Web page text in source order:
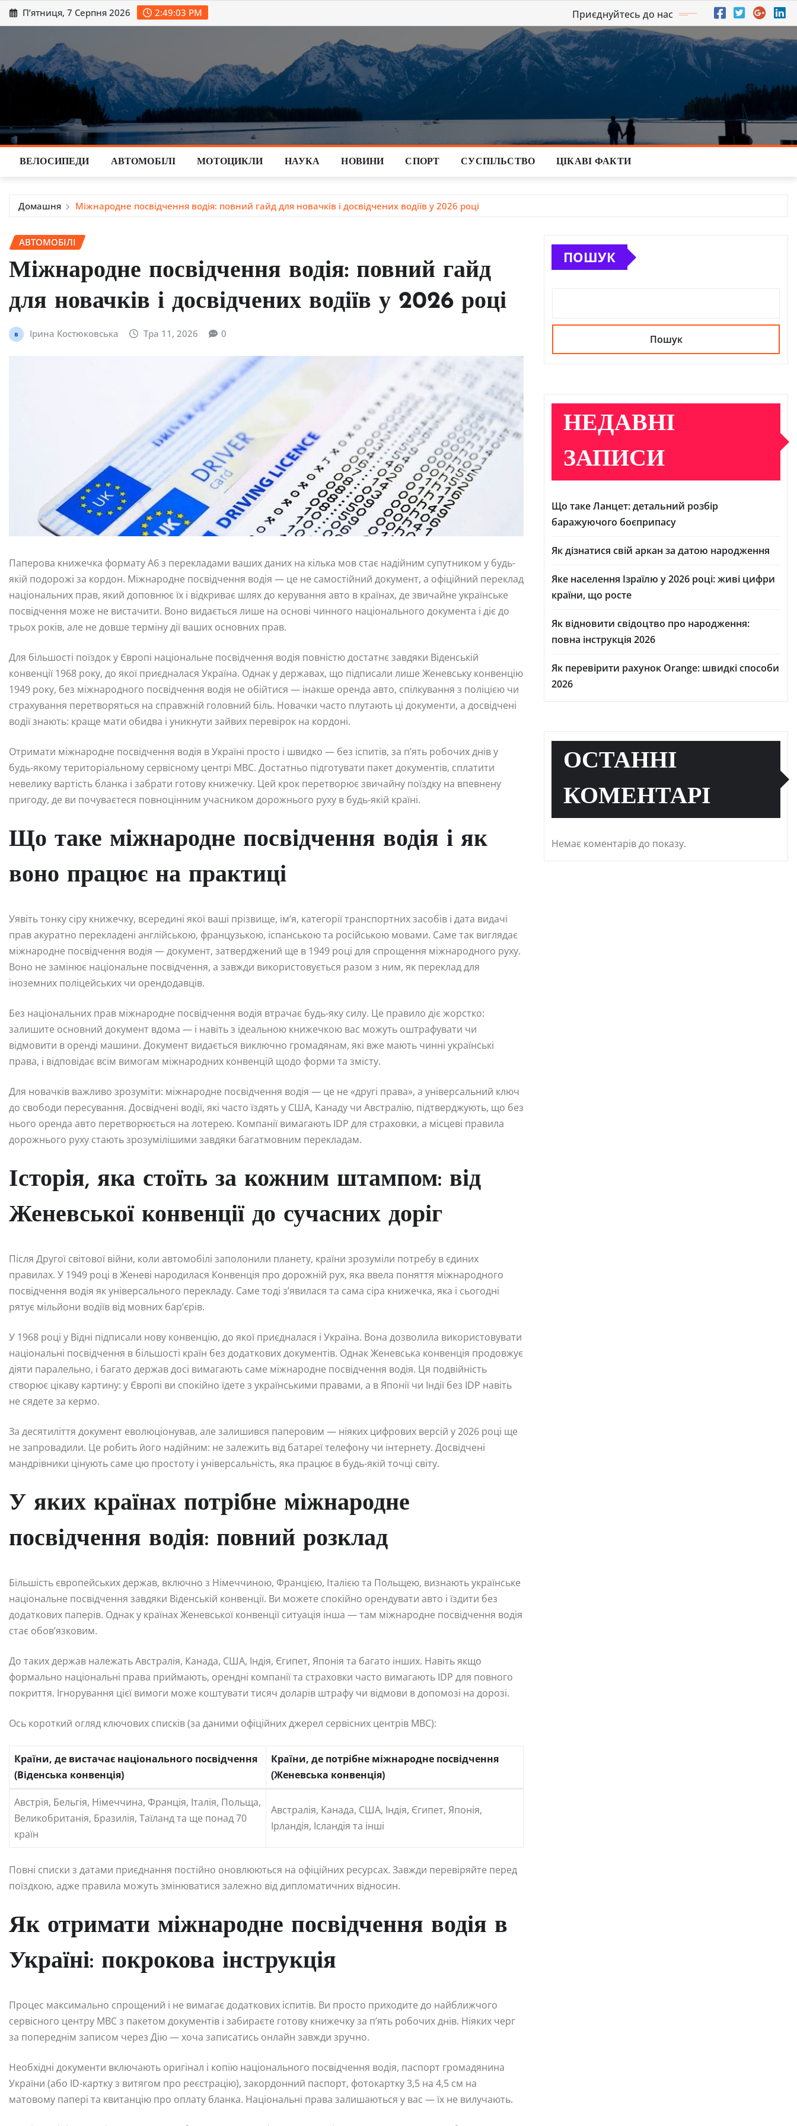
Перейти
до
П’ятниця, 7 Серпня 2026 2:49:04 PM Приєднуйтесь до нас
ВЕЛОСИПЕДИ АВТОМОБІЛІ МОТОЦИКЛИ НАУКА НОВИНИ СПОРТ СУСПІЛЬСТВО ЦІКАВІ ФАКТИ
Домашня Міжнародне посвідчення водія: повний гайд для новачків і досвідчених водіїв у 2026 році
АВТОМОБІЛІ
Міжнародне посвідчення водія: повний гайд
для новачків і досвідчених водіїв у 2026 році
Ірина Костюковська Тра 11, 2026 0
Паперова книжечка формату А6 з перекладами ваших даних на кілька мов стає надійним супутником у будь-
якій подорожі за кордон. Міжнародне посвідчення водія — це не самостійний документ, а офіційний переклад
національних прав, який доповнює їх і відкриває шлях до керування авто в країнах, де звичайне українське
посвідчення може не вистачити. Воно видається лише на основі чинного національного документа і діє до
трьох років, але не довше терміну дії ваших основних прав.
Для більшості поїздок у Європі національне посвідчення водія повністю достатнє завдяки Віденській
конвенції 1968 року, до якої приєдналася Україна. Однак у державах, що підписали лише Женевську конвенцію
1949 року, без міжнародного посвідчення водія не обійтися — інакше оренда авто, спілкування з поліцією чи
страхування перетворяться на справжній головний біль. Новачки часто плутають ці документи, а досвідчені
водії знають: краще мати обидва і уникнути зайвих перевірок на кордоні.
Отримати міжнародне посвідчення водія в Україні просто і швидко — без іспитів, за п’ять робочих днів у
будь-якому територіальному сервісному центрі МВС. Достатньо підготувати пакет документів, сплатити
невелику вартість бланка і забрати готову книжечку. Цей крок перетворює звичайну поїздку на впевнену
пригоду, де ви почуваєтеся повноцінним учасником дорожнього руху в будь-якій країні.
Що таке міжнародне посвідчення водія і як
воно працює на практиці
Уявіть тонку сіру книжечку, всередині якої ваші прізвище, ім’я, категорії транспортних засобів і дата видачі
прав акуратно перекладені англійською, французькою, іспанською та російською мовами. Саме так виглядає
міжнародне посвідчення водія — документ, затверджений ще в 1949 році для спрощення міжнародного руху.
Воно не замінює національне посвідчення, а завжди використовується разом з ним, як переклад для
іноземних поліцейських чи орендодавців.
Без національних прав міжнародне посвідчення водія втрачає будь-яку силу. Це правило діє жорстко:
залишите основний документ вдома — і навіть з ідеальною книжечкою вас можуть оштрафувати чи
відмовити в оренді машини. Документ видається виключно громадянам, які вже мають чинні українські
права, і відповідає всім вимогам міжнародних конвенцій щодо форми та змісту.
Для новачків важливо зрозуміти: міжнародне посвідчення водія — це не «другі права», а універсальний ключ
до свободи пересування. Досвідчені водії, які часто їздять у США, Канаду чи Австралію, підтверджують, що без
нього оренда авто перетворюється на лотерею. Компанії вимагають IDP для страховки, а місцеві правила
дорожнього руху стають зрозумілішими завдяки багатмовним перекладам.
Історія, яка стоїть за кожним штампом: від
Женевської конвенції до сучасних доріг
Після Другої світової війни, коли автомобілі заполонили планету, країни зрозуміли потребу в єдиних
правилах. У 1949 році в Женеві народилася Конвенція про дорожній рух, яка ввела поняття міжнародного
посвідчення водія як універсального перекладу. Саме тоді з’явилася та сама сіра книжечка, яка і сьогодні
рятує мільйони водіїв від мовних бар’єрів.
У 1968 році у Відні підписали нову конвенцію, до якої приєдналася і Україна. Вона дозволила використовувати
національні посвідчення в більшості країн без додаткових документів. Однак Женевська конвенція продовжує
діяти паралельно, і багато держав досі вимагають саме міжнародне посвідчення водія. Ця подвійність
створює цікаву картину: у Європі ви спокійно їдете з українськими правами, а в Японії чи Індії без IDP навіть
не сядете за кермо.
За десятиліття документ еволюціонував, але залишився паперовим — ніяких цифрових версій у 2026 році ще
не запровадили. Це робить його надійним: не залежить від батареї телефону чи інтернету. Досвідчені
мандрівники цінують саме цю простоту і універсальність, яка працює в будь-якій точці світу.
У яких країнах потрібне міжнародне
посвідчення водія: повний розклад
Більшість європейських держав, включно з Німеччиною, Францією, Італією та Польщею, визнають українське
національне посвідчення завдяки Віденській конвенції. Ви можете спокійно орендувати авто і їздити без
додаткових паперів. Однак у країнах Женевської конвенції ситуація інша — там міжнародне посвідчення водія
стає обов’язковим.
До таких держав належать Австралія, Канада, США, Індія, Єгипет, Японія та багато інших. Навіть якщо
формально національні права приймають, орендні компанії та страховки часто вимагають IDP для повного
покриття. Ігнорування цієї вимоги може коштувати тисяч доларів штрафу чи відмови в допомозі на дорозі.
Ось короткий огляд ключових списків (за даними офіційних джерел сервісних центрів МВС):
Країни, де вистачає національного посвідчення
(Віденська конвенція)
Країни, де потрібне міжнародне посвідчення
(Женевська конвенція)
Австрія, Бельгія, Німеччина, Франція, Італія, Польща,
Великобританія, Бразилія, Таїланд та ще понад 70
країн
Австралія, Канада, США, Індія, Єгипет, Японія,
Ірландія, Ісландія та інші
Повні списки з датами приєднання постійно оновлюються на офіційних ресурсах. Завжди перевіряйте перед
поїздкою, адже правила можуть змінюватися залежно від дипломатичних відносин.
Як отримати міжнародне посвідчення водія в
Україні: покрокова інструкція
Процес максимально спрощений і не вимагає додаткових іспитів. Ви просто приходите до найближчого
сервісного центру МВС з пакетом документів і забираєте готову книжечку за п’ять робочих днів. Ніяких черг
за попереднім записом через Дію — хоча записатись онлайн завжди зручно.
Необхідні документи включають оригінал і копію національного посвідчення водія, паспорт громадянина
України (або ID-картку з витягом про реєстрацію), закордонний паспорт, фотокартку 3,5 на 4,5 см на
матовому папері та квитанцію про оплату бланка. Національні права залишаються у вас — їх не вилучають.
ПОШУК
Пошук
НЕДАВНІ
ЗАПИСИ
Що таке Ланцет: детальний розбір
баражуючого боєприпасу
Як дізнатися свій аркан за датою народження
Яке населення Ізраїлю у 2026 році: живі цифри
країни, що росте
Як відновити свідоцтво про народження:
повна інструкція 2026
Як перевірити рахунок Orange: швидкі способи
2026
ОСТАННІ
КОМЕНТАРІ
Немає коментарів до показу.